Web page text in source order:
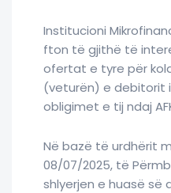
Institucioni
fton të gjithë të
ofertat e tyre për
(veturën) e debitorit i
obligimet e tij ndaj
Në bazë të urdhërit
08/07/2025, të
shlyerjen e huasë së